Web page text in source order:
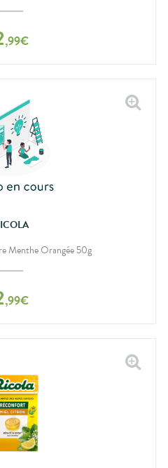
,99€
Menthe Orangée 50g
,99€